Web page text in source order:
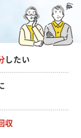
したい
収